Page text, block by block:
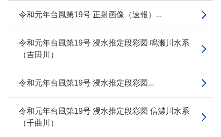
令和元年台風第19号 正射画像（速報）...
令和元年台風第19号 浸水推定段彩図 鳴瀬川水系
（吉田川）
令和元年台風第19号 浸水推定段彩図...
令和元年台風第19号 浸水推定段彩図 信濃川水系
（千曲川）